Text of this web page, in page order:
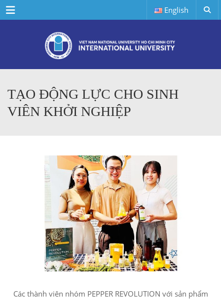
Menu English
TẠO ĐỘNG LỰC CHO SINH
VIÊN KHỞI NGHIỆP
Các thành viên nhóm PEPPER REVOLUTION với sản phẩm